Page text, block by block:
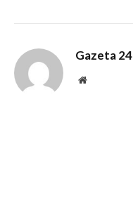
Gazeta 24
Website